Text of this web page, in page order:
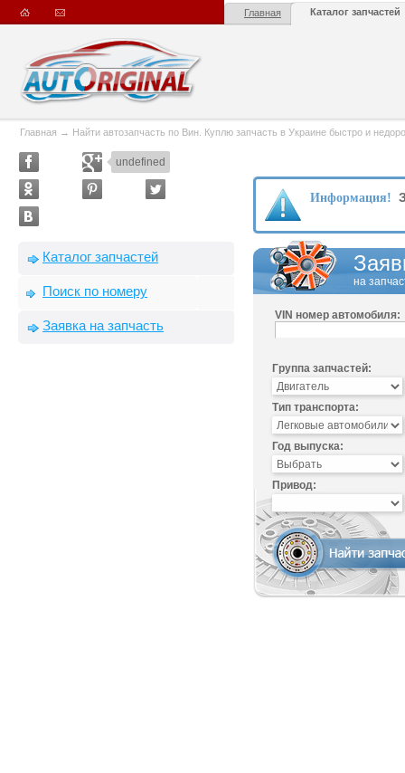
Главная Каталог запчастей
Главная → Найти автозапчасть по Вин. Куплю запчасть в Украине быстро и
undefined
Каталог запчастей
Поиск по номеру
Заявка на запчасть
Информация!
на
VIN номер автомобиля:
Группа запчастей:
Тип транспорта:
Год выпуска:
Привод: